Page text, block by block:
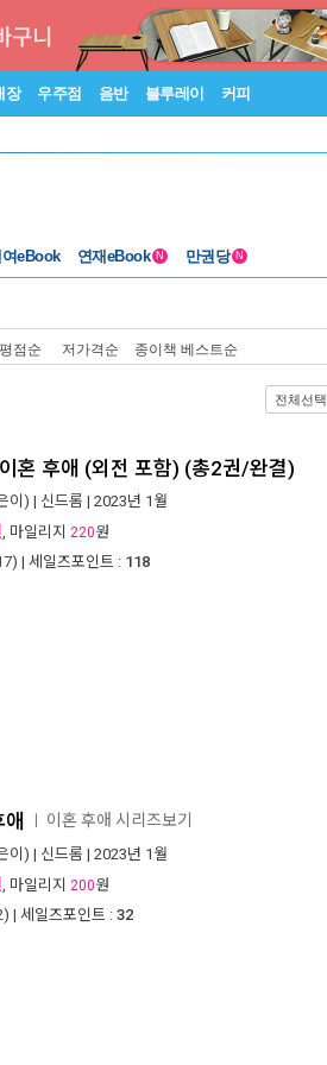
장 우주점 음반 블루레이 커피
eBook 연재eBook N 만권당 N
평점순 저가격순 종이책 베스트순
전체선택
혼 후애 (외전 포함) (총2권/완결)
이) | 신드롬 | 2023년 1월
, 마일리지 220원
) | 세일즈포인트 : 118
이혼 후애 시리즈보기
이) | 신드롬 | 2023년 1월
, 마일리지 200원
) | 세일즈포인트 : 32